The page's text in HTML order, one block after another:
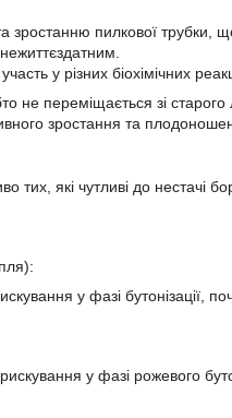
зростанню пилкової трубки,
у різних біохімічних
не переміщається зі
зростання та
тих, які чутливі до нестачі
у фазі бутонізації,
у фазі рожевого